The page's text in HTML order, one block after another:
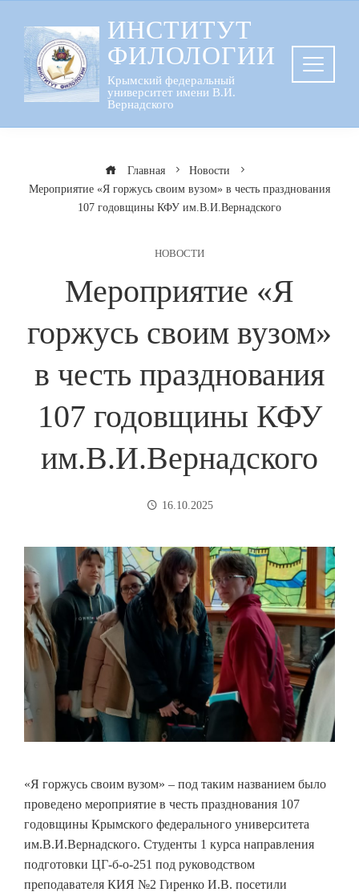
содержанию
ИНСТИТУТ
ФИЛОЛОГИИ
Крымский федеральный
университет имени В.И.
Вернадского
Главная
Новости
Мероприятие «Я горжусь своим вузом» в честь празднования
107 годовщины КФУ им.В.И.Вернадского
НОВОСТИ
Мероприятие «Я
горжусь своим вузом»
в честь празднования
107 годовщины КФУ
им.В.И.Вернадского
16.10.2025
«Я горжусь своим вузом» – под таким названием было
проведено мероприятие в честь празднования 107
годовщины Крымского федерального университета
им.В.И.Вернадского. Студенты 1 курса направления
подготовки ЦГ-б-о-251 под руководством
преподавателя КИЯ №2 Гиренко И.В. посетили